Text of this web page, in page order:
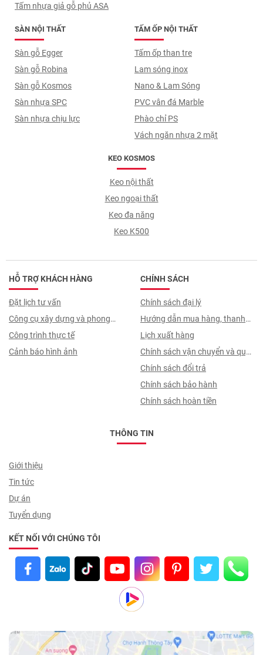
Tấm nhựa giả gỗ phủ ASA
TẤM ỐP NỘI THẤT
Tấm ốp than tre
Lam sóng inox
Nano & Lam Sóng
PVC vân đá Marble
Phào chỉ PS
Vách ngăn nhựa 2 mặt
SÀN NỘI THẤT
Sàn gỗ Egger
Sàn gỗ Robina
Sàn gỗ Kosmos
Sàn nhựa SPC
Sàn nhựa chịu lực
KEO KOSMOS
Keo nội thất
Keo ngoại thất
Keo đa năng
Keo K500
HỖ TRỢ KHÁCH HÀNG
Đặt lịch tư vấn
Công cụ xây dựng và phong
thuỷ
Công trình thực tế
Cảnh báo hình ảnh
CHÍNH SÁCH
Chính sách đại lý
Hướng dẫn mua hàng, thanh
toán, quy trình ký hợp đồng
Lịch xuất hàng
Chính sách vận chuyển và quy
trình giao nhận
Chính sách đổi trả
Chính sách bảo hành
Chính sách hoàn tiền
THÔNG TIN
Giới thiệu
Tin tức
Dự án
Tuyển dụng
KẾT NỐI VỚI CHÚNG TÔI